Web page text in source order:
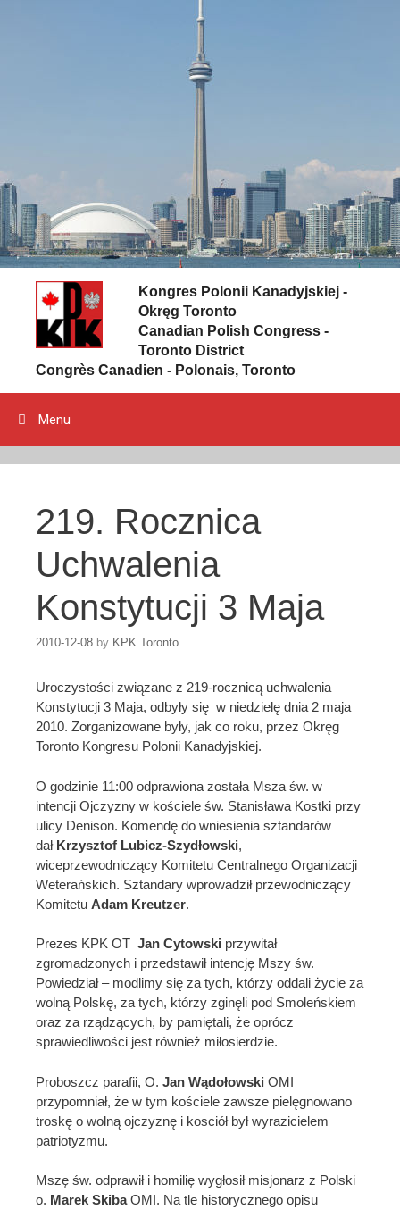
Kongres Polonii Kanadyjskiej -
Okręg Toronto
Canadian Polish Congress -
Toronto District
Congrès Canadien - Polonais, Toronto
Menu
219. Rocznica
Uchwalenia
Konstytucji 3 Maja
2010-12-08 by KPK Toronto
Uroczystości związane z 219-rocznicą uchwalenia
Konstytucji 3 Maja, odbyły się w niedzielę dnia 2 maja
2010. Zorganizowane były, jak co roku, przez Okręg
Toronto Kongresu Polonii Kanadyjskiej.
O godzinie 11:00 odprawiona została Msza św. w
intencji Ojczyzny w kościele św. Stanisława Kostki przy
ulicy Denison. Komendę do wniesienia sztandarów
dał Krzysztof Lubicz-Szydłowski,
wiceprzewodniczący Komitetu Centralnego Organizacji
Weterańskich. Sztandary wprowadził przewodniczący
Komitetu Adam Kreutzer.
Prezes KPK OT Jan Cytowski przywitał
zgromadzonych i przedstawił intencję Mszy św.
Powiedział – modlimy się za tych, którzy oddali życie za
wolną Polskę, za tych, którzy zginęli pod Smoleńskiem
oraz za rządzących, by pamiętali, że oprócz
sprawiedliwości jest również miłosierdzie.
Proboszcz parafii, O. Jan Wądołowski OMI
przypomniał, że w tym kościele zawsze pielęgnowano
troskę o wolną ojczyznę i kosciół był wyrazicielem
patriotyzmu.
Mszę św. odprawił i homilię wygłosił misjonarz z Polski
o. Marek SkibaOMI. Na tle historycznego opisu